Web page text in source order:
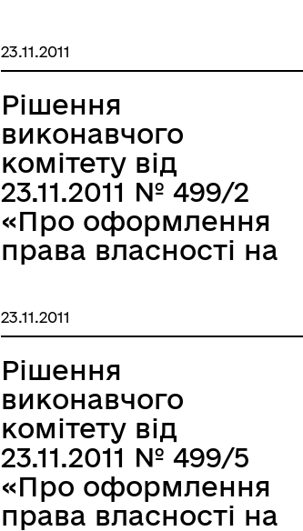
обмеженою
відповідальністю
«Мілленіум» щодо
дострокового
розірвання
договору на
обслуговування
автобусного
маршруту №52
«Універсам -
Автовокзал» (режим
маршрутного
таксі)»
23.11.2011
Рішення
виконавчого
комітету від
23.11.2011 № 499/2
«Про оформлення
права власності на
які входять до
складу
автозаправної
станції по
вул.Яценка,16-б в
м.Запоріжжі за ПП
“Сімена”»
23.11.2011
Рішення
виконавчого
комітету від
23.11.2011 № 499/5
«Про оформлення
права власності на